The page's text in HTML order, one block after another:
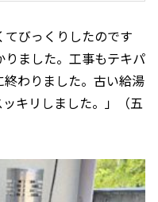
てびっくりしたのです
ました。工事もテキパ
わりました。古い給湯
キリしました。」（五